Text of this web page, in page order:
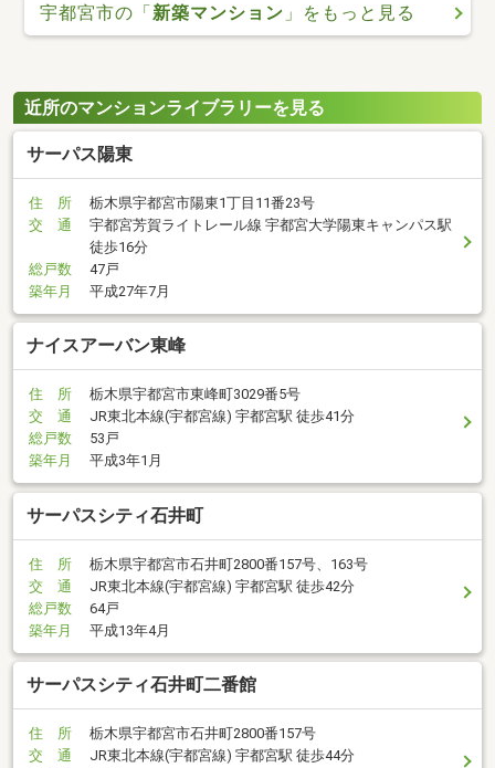
宇都宮市の「新築マンション 」をもっと見る
近所のマンションライブラリーを見る
サーパス陽東
住 所
栃木県宇都宮市陽東1丁目11番23号
交 通
宇都宮芳賀ライトレール線 宇都宮大学陽東キャンパス駅
徒歩16分
総戸数
47戸
築年月
平成27年7月
ナイスアーバン東峰
住 所
栃木県宇都宮市東峰町3029番5号
交 通
JR東北本線(宇都宮線) 宇都宮駅 徒歩41分
総戸数
53戸
築年月
平成3年1月
サーパスシティ石井町
住 所
栃木県宇都宮市石井町2800番157号、163号
交 通
JR東北本線(宇都宮線) 宇都宮駅 徒歩42分
総戸数
64戸
築年月
平成13年4月
サーパスシティ石井町二番館
住 所
栃木県宇都宮市石井町2800番157号
交 通
JR東北本線(宇都宮線) 宇都宮駅 徒歩44分